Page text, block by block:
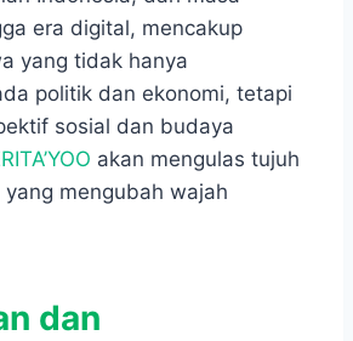
era digital, mencakup
yang tidak hanya
politik dan ekonomi, tetapi
sosial dan budaya
akan mengulas tujuh
mengubah wajah
dan